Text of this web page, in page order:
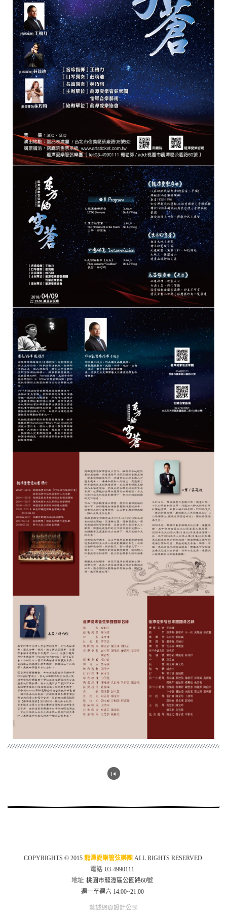
COPYRIGHTS © 2015 龍潭愛樂管弦樂團 ALL RIGHTS RESERVED.
電話 03-4990111
地址 桃園市龍潭區公園路60號
週一至週六 14:00~21:00
藝誠網頁設計公司